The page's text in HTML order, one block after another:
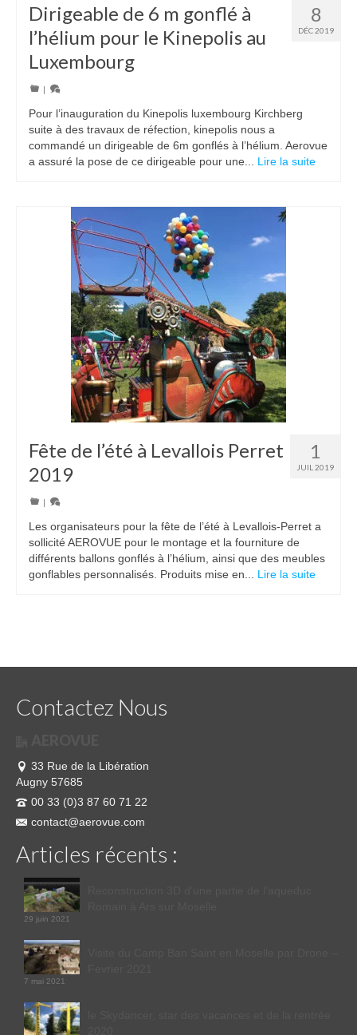
8
DÉC 2019
Dirigeable de 6 m gonflé à
l’hélium pour le Kinepolis au
Luxembourg
|
Pour l’inauguration du Kinepolis luxembourg Kirchberg
suite à des travaux de réfection, kinepolis nous a
commandé un dirigeable de 6m gonflés à l’hélium. Aerovue
a assuré la pose de ce dirigeable pour une... Lire la suite
1
JUIL 2019
Fête de l’été à Levallois Perret
2019
|
Les organisateurs pour la fête de l’été à Levallois-Perret a
sollicité AEROVUE pour le montage et la fourniture de
différents ballons gonflés à l’hélium, ainsi que des meubles
gonflables personnalisés. Produits mise en... Lire la suite
Contactez Nous
33 Rue de la Libération
Augny 57685
00 33 (0)3 87 60 71 22
contact@aerovue.com
Articles récents :
29 juin 2021
7 mai 2021